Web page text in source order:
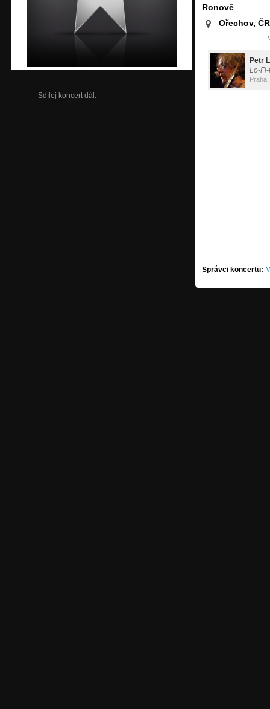
Sdílej koncert dál:
Ronově
Ořechov, ČR
Petr
Lo-
Praha
Správci koncertu: